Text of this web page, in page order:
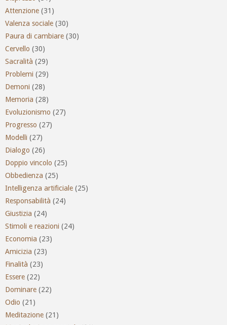
Attenzione (31)
Valenza sociale (30)
Paura di cambiare (30)
Cervello (30)
Sacralità (29)
Problemi (29)
Demoni (28)
Memoria (28)
Evoluzionismo (27)
Progresso (27)
Modelli (27)
Dialogo (26)
Doppio vincolo (25)
Obbedienza (25)
Intelligenza artificiale (25)
Responsabilità (24)
Giustizia (24)
Stimoli e reazioni (24)
Economia (23)
Amicizia (23)
Finalità (23)
Essere (22)
Dominare (22)
Odio (21)
Meditazione (21)